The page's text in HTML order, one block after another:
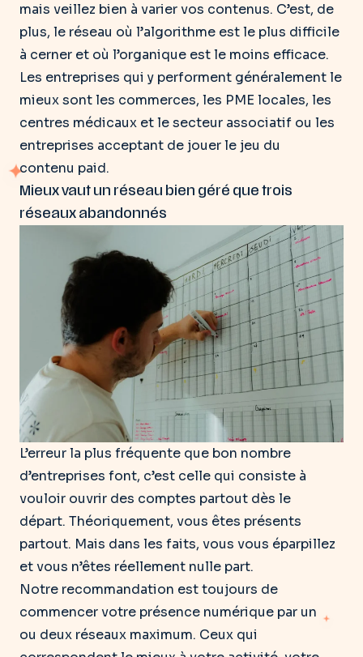
mais veillez bien à varier vos contenus. C’est, de
plus, le réseau où l’algorithme est le plus difficile
à cerner et où l’organique est le moins efficace.
Les entreprises qui y performent généralement le
mieux sont les commerces, les PME locales, les
centres médicaux et le secteur associatif ou les
entreprises acceptant de jouer le jeu du
contenu paid.
Mieux vaut un réseau bien géré que trois
réseaux abandonnés
L’erreur la plus fréquente que bon nombre
d’entreprises font, c’est celle qui consiste à
vouloir ouvrir des comptes partout dès le
départ. Théoriquement, vous êtes présents
partout. Mais dans les faits, vous vous éparpillez
et vous n’êtes réellement nulle part.
Notre recommandation est toujours de
commencer votre présence numérique par un
ou deux réseaux maximum. Ceux qui